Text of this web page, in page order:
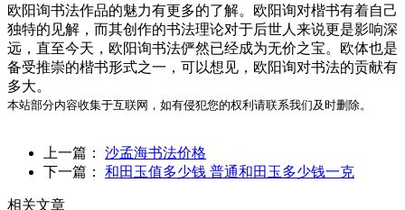
欧阳询书法作品的魅力有更多的了解。欧阳询对楷书有着自己
独特的见解，而其创作的书法理论对于后世人来说更是影响深
远，直至今天，欧阳询书法俨然已经成为无价之宝。欧体也是
备受推崇的楷书形式之一，可以想见，欧阳询对书法的贡献有
多大。
本站部分内容收集于互联网，如有侵犯您的权利请联系我们及时删除。
上一篇： 沙孟海书法价格
下一篇： 和田玉值多少钱 普通和田玉多少钱一克
相关文章